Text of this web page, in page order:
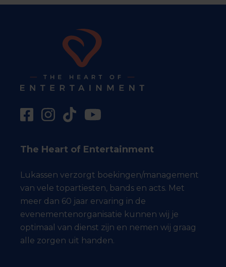
The Heart of Entertainment
Lukassen verzorgt boekingen/management
van vele topartiesten, bands en acts. Met
meer dan 60 jaar ervaring in de
evenementenorganisatie kunnen wij je
optimaal van dienst zijn en nemen wij graag
alle zorgen uit handen.